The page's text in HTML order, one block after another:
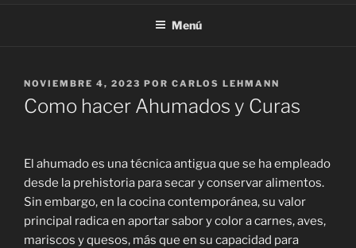
Menú
PUBLICADO
EL
NOVIEMBRE 4, 2023 POR CARLOS LEHMANN
Como hacer Ahumados y Curas
El ahumado es una técnica antigua que se ha empleado
desde la prehistoria para secar y conservar alimentos.
Sin embargo, en la cocina contemporánea, su valor
principal radica en aportar sabor y color a carnes, aves,
mariscos y quesos, más que en su capacidad para